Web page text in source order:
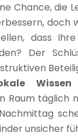
Chance, die
doch
dass
Der
Wissen
Raum täglich
unsicher